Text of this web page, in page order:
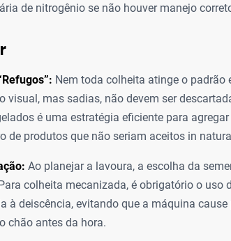
de nitrogênio se não houver manejo
Nem toda colheita atinge o padrão
visual, mas sadias, não devem ser
é uma estratégia eficiente para
de produtos que não seriam aceitos in
Ao planejar a lavoura, a escolha da
colheita mecanizada, é obrigatório o uso
à deiscência, evitando que a máquina cause
chão antes da hora.